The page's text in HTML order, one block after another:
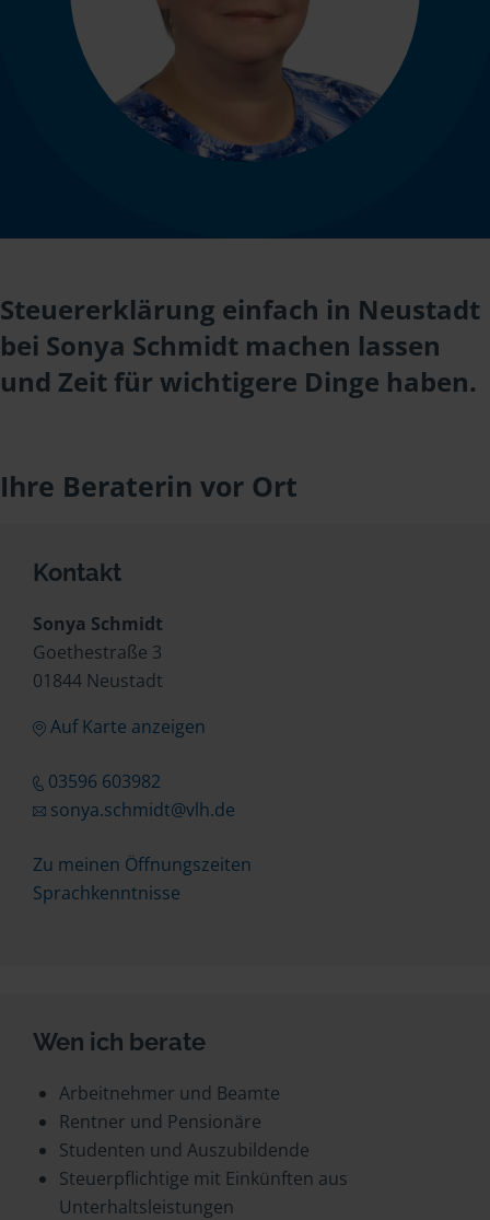
Steuererklärung einfach in Neustadt
bei Sonya Schmidt machen lassen
und Zeit für wichtigere Dinge haben.
Ihre Beraterin vor Ort
Kontakt
Sonya Schmidt
Goethestraße 3
01844 Neustadt
Auf Karte anzeigen
03596 603982
sonya.schmidt@vlh.de
Zu meinen Öffnungszeiten
Sprachkenntnisse
Wen ich berate
Arbeitnehmer und Beamte
Rentner und Pensionäre
Studenten und Auszubildende
Steuerpflichtige mit Einkünften aus
Unterhaltsleistungen